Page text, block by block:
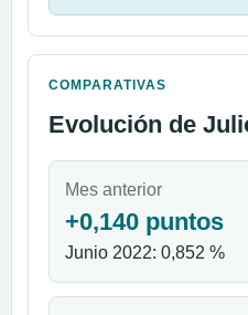
COMPARATIVAS
Evolución de
Mes anterior
+0,140 puntos
Junio 2022: 0,852 %